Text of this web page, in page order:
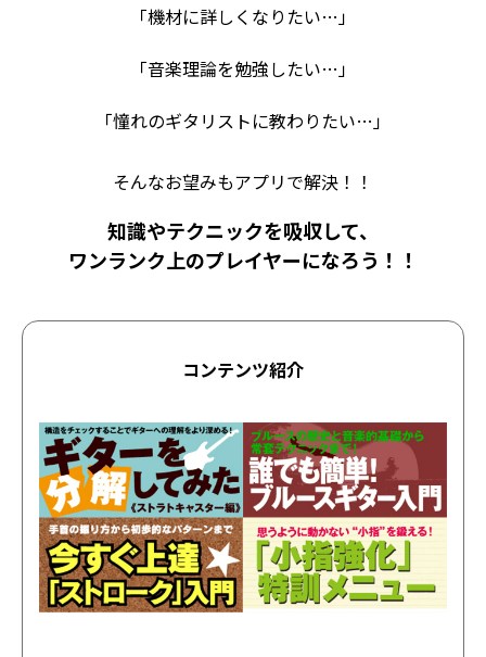
「機材に詳しくなりたい…」
「音楽理論を勉強したい…」
「憧れのギタリストに教わりたい…」
そんなお望みもアプリで解決！！
知識やテクニックを吸収して、
ワンランク上のプレイヤーになろう！！
コンテンツ紹介